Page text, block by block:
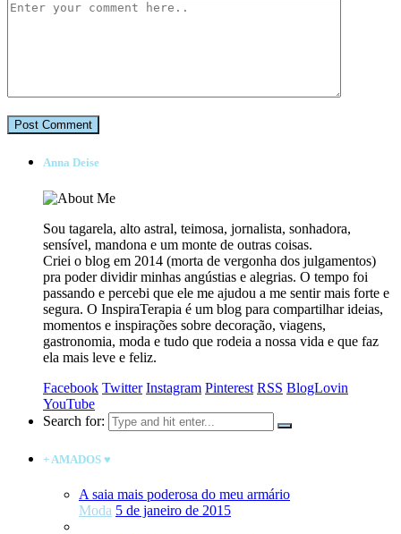
Anna Deise
Sou tagarela, alto astral, teimosa, jornalista, sonhadora,
sensível, mandona e um monte de outras coisas.
Criei o blog em 2014 (morta de vergonha dos julgamentos)
pra poder dividir minhas angústias e alegrias. O tempo foi
passando e percebi que ele me ajudou a me sentir mais forte e
segura. O InspiraTerapia é um blog para compartilhar ideias,
momentos e inspirações sobre decoração, viagens,
gastronomia, moda e tudo que rodeia a nossa vida e que faz
ela mais leve e feliz.
Facebook Twitter Instagram Pinterest RSS BlogLovin
YouTube
Search for:
+ AMADOS ♥
A saia mais poderosa do meu armário
Moda 5 de janeiro de 2015